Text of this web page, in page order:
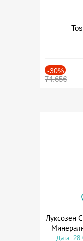
-30%
74.65€
Луксозен
Дата: